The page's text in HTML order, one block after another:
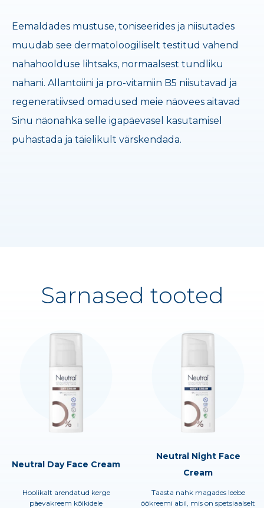
Eemaldades mustuse, toniseerides ja niisutades
muudab see dermatoloogiliselt testitud vahend
nahahoolduse lihtsaks, normaalsest tundliku
nahani. Allantoiini ja pro-vitamiin B5 niisutavad ja
regeneratiivsed omadused meie näovees aitavad
Sinu näonahka selle igapäevasel kasutamisel
puhastada ja täielikult värskendada.
Sarnased tooted
Neutral Day Face Cream
Hoolikalt arendatud kerge
päevakreem kõikidele
Neutral Night Face
Cream
Taasta nahk magades leebe
öökreemi abil, mis on spetsiaalselt